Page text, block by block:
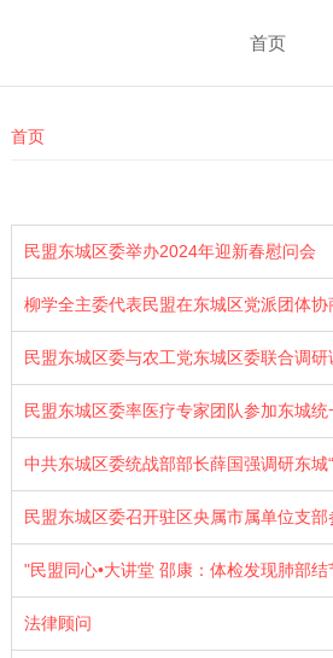
首页
You are here
首页
民盟东城区委举办2024年迎新春慰问会
柳学全主委代表民盟在东城区党派团体
民盟东城区委与农工党东城区委联合调
民盟东城区委率医疗专家团队参加东城
中共东城区委统战部部长薛国强调研东城
民盟东城区委召开驻区央属市属单位支
"民盟同心•大讲堂 邵康：体检发现肺部
法律顾问